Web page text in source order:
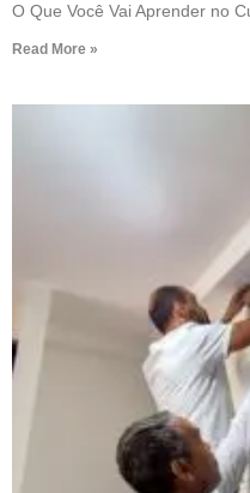
O Que Você Vai Aprender no
Read More »